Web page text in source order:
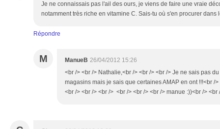
Je ne connaissais pas l'ail des ours, je viens de faire une vraie
notamment très riche en vitamine C. Sais-tu où s'en procurer dans
Répondre
M ManueB 26/04/2012 15:26
<br /> <br /> Nathalie,<br /> <br /> <br /> Je ne sais pas
magasins mais je sais que certaines AMAP en ont !!!<br /
<br /> <br /> <br /> <br /> <br /> <br /> manue :))<br /> <br